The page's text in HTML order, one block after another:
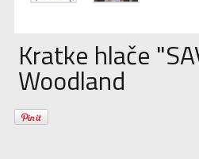
Kratke hlače
Woodland